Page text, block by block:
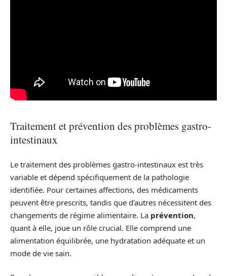
Traitement et prévention des problèmes gastro-
intestinaux
Le traitement des problèmes gastro-intestinaux est très
variable et dépend spécifiquement de la pathologie
identifiée. Pour certaines affections, des médicaments
peuvent être prescrits, tandis que d’autres nécessitent des
changements de régime alimentaire. La prévention,
quant à elle, joue un rôle crucial. Elle comprend une
alimentation équilibrée, une hydratation adéquate et un
mode de vie sain.